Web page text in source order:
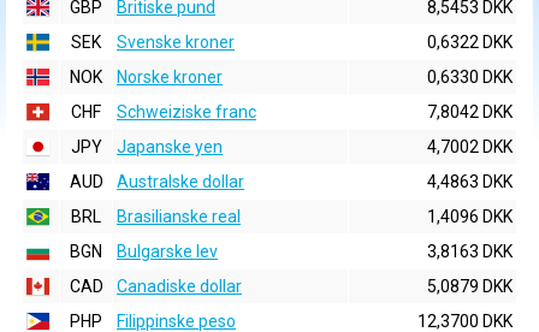
GBP
Britiske pund
8,5453 DKK
SEK
Svenske kroner
0,6322 DKK
NOK
Norske kroner
0,6330 DKK
CHF
Schweiziske franc
7,8042 DKK
JPY
Japanske yen
4,7002 DKK
AUD
Australske dollar
4,4863 DKK
BRL
Brasilianske real
1,4096 DKK
BGN
Bulgarske lev
3,8163 DKK
CAD
Canadiske dollar
5,0879 DKK
PHP
Filippinske peso
12,3700 DKK